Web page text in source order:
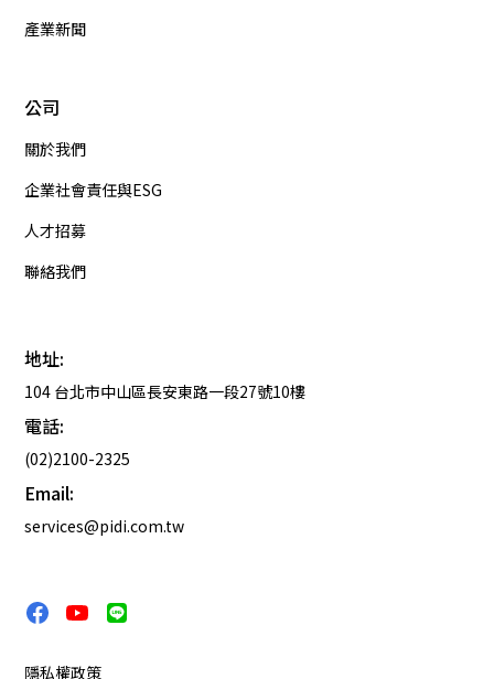
產業新聞
公司
關於我們
企業社會責任與ESG
人才招募
聯絡我們
地址:
104 台北市中山區長安東路一段27號10樓
電話:
(02)2100-2325
Email:
services@pidi.com.tw
隱私權政策